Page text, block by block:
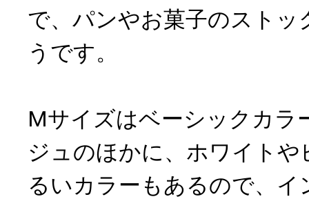
で、パンやお菓子のストッ
うです。
Mサイズはベーシックカラ
ジュのほかに、ホワイト
るいカラーもあるので、